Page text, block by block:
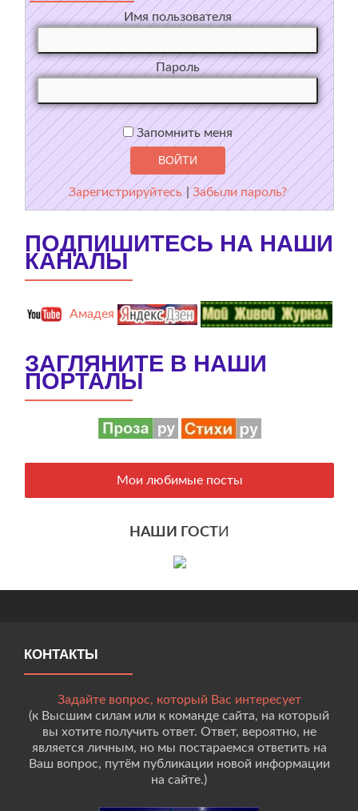
Имя пользователя
Пароль
Запомнить меня
Зарегистрируйтесь |Забыли пароль?
ПОДПИШИТЕСЬ НА НАШИ
КАНАЛЫ
Амадея
ЗАГЛЯНИТЕ В НАШИ
ПОРТАЛЫ
Мои любимые посты
НАШИ ГОСТИ
КОНТАКТЫ
Задайте вопрос, который Вас интересует
(к Высшим силам или к команде сайта, на который
вы хотите получить ответ. Ответ, вероятно, не
является личным, но мы постараемся ответить на
Ваш вопрос, путём публикации новой информации
на сайте.)